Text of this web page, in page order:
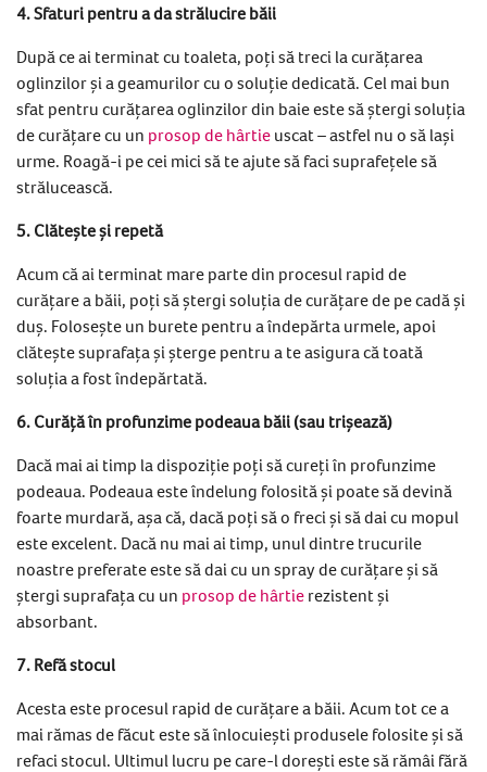
4. Sfaturi pentru a da strălucire băii
După ce ai terminat cu toaleta, poți să treci la curățarea
oglinzilor și a geamurilor cu o soluție dedicată. Cel mai bun
sfat pentru curățarea oglinzilor din baie este să ștergi soluția
de curățare cu un prosop de hârtie uscat – astfel nu o să lași
urme. Roagă-i pe cei mici să te ajute să faci suprafețele să
strălucească.
5. Clătește și repetă
Acum că ai terminat mare parte din procesul rapid de
curățare a băii, poți să ștergi soluția de curățare de pe cadă și
duș. Folosește un burete pentru a îndepărta urmele, apoi
clătește suprafața și șterge pentru a te asigura că toată
soluția a fost îndepărtată.
6. Curăță în profunzime podeaua băii (sau trișează)
Dacă mai ai timp la dispoziție poți să cureți în profunzime
podeaua. Podeaua este îndelung folosită și poate să devină
foarte murdară, așa că, dacă poți să o freci și să dai cu mopul
este excelent. Dacă nu mai ai timp, unul dintre trucurile
noastre preferate este să dai cu un spray de curățare și să
ștergi suprafața cu un prosop de hârtie rezistent și
absorbant.
7. Refă stocul
Acesta este procesul rapid de curățare a băii. Acum tot ce a
mai rămas de făcut este să înlocuiești produsele folosite și să
refaci stocul. Ultimul lucru pe care-l dorești este să rămâi fără